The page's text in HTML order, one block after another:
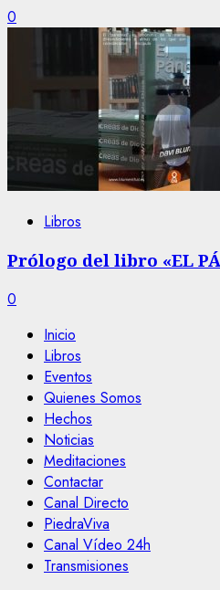
0
Libros
Prólogo del libro «EL
0
Inicio
Libros
Eventos
Quienes Somos
Hechos
Noticias
Meditaciones
Contactar
Canal Directo
PiedraViva
Canal Vídeo 24h
Transmisiones